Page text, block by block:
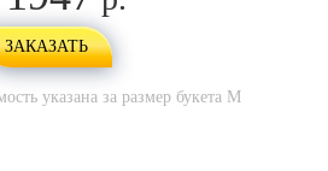
ЗАКАЗАТЬ
указана за размер букета M